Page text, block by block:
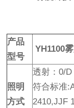
产品
型号
YH1100
照明
方式
透射：0/D
符合标准
2410,JJF